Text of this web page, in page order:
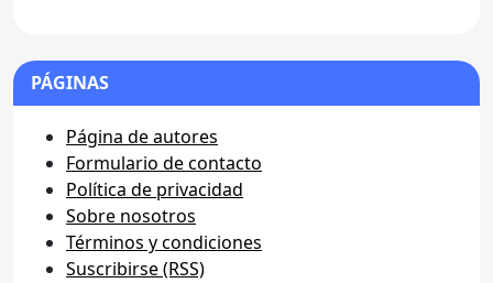
PÁGINAS
Página de autores
Formulario de contacto
Política de privacidad
Sobre nosotros
Términos y condiciones
Suscribirse (RSS)